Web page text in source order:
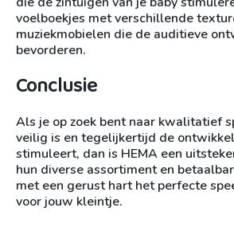
voelboekjes met verschillende
muziekmobielen die de auditieve
bevorderen.
Conclusie
Als je op zoek bent naar kwalitatief
veilig is en tegelijkertijd de
stimuleert, dan is HEMA een
hun diverse assortiment en
met een gerust hart het perfecte
voor jouw kleintje.